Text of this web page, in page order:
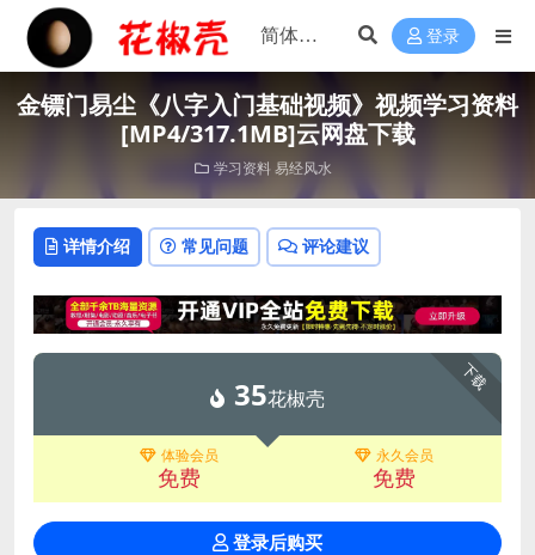
登录
金镖门易尘《八字入门基础视频》视频学习资料
[MP4/317.1MB]云网盘下载
学习资料 易经风水
详情介绍 常见问题 评论建议
下载
35花椒壳
体验会员
免费
永久会员
免费
登录后购买